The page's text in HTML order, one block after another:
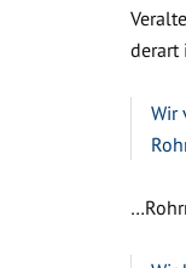
derart
Wir